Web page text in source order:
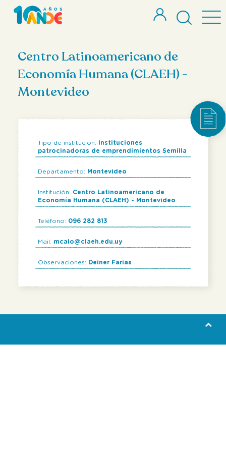
Centro Latinoamericano de
Economía Humana (CLAEH) -
Montevideo
Tipo de institución: Instituciones
patrocinadoras de emprendimientos Semilla
Departamento: Montevideo
Institución: Centro Latinoamericano de
Economía Humana (CLAEH) - Montevideo
Teléfono: 096 282 813
Mail: mcalo@claeh.edu.uy
Observaciones: Deiner Farias